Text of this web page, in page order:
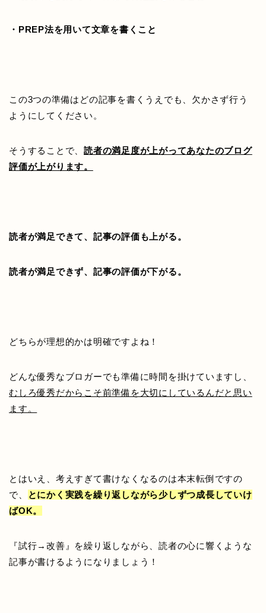
・PREP法を用いて文章を書くこと
この3つの準備はどの記事を書くうえでも、欠かさず行う
ようにしてください。
そうすることで、読者の満足度が上がってあなたのブログ
評価が上がります。
読者が満足できて、記事の評価も上がる。
読者が満足できず、記事の評価が下がる。
どちらが理想的かは明確ですよね！
どんな優秀なブロガーでも準備に時間を掛けていますし、
むしろ優秀だからこそ前準備を大切にしているんだと思い
ます。
とはいえ、考えすぎて書けなくなるのは本末転倒ですの
で、
とにかく実践を繰り返しながら少しずつ成長していけ
ばOK。
『試行→改善』を繰り返しながら、読者の心に響くような
記事が書けるようになりましょう！